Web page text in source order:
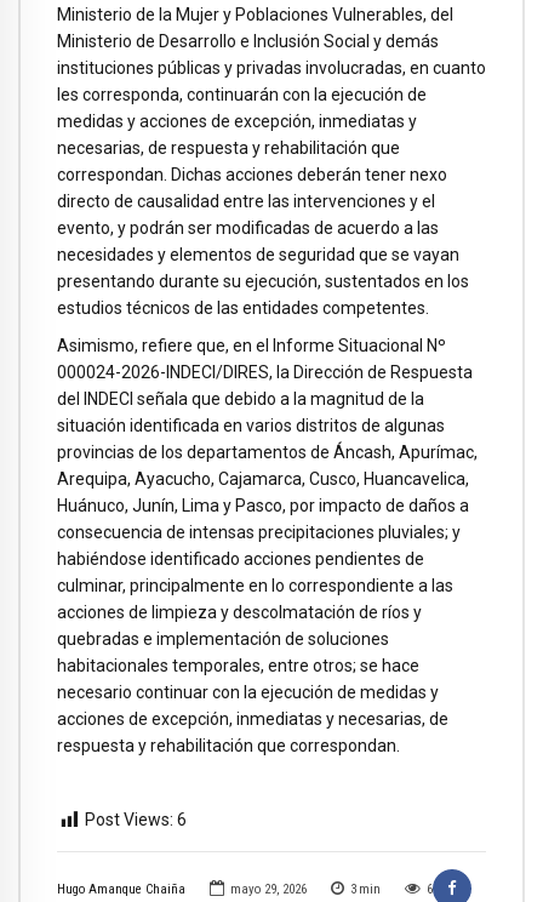
Hugo Amanque Chaiña mayo 29, 2026 3 min 6
Ministerio de la Mujer y Poblaciones Vulnerables, del
Ministerio de Desarrollo e Inclusión Social y demás
instituciones públicas y privadas involucradas, en cuanto
les corresponda, continuarán con la ejecución de
medidas y acciones de excepción, inmediatas y
necesarias, de respuesta y rehabilitación que
correspondan. Dichas acciones deberán tener nexo
directo de causalidad entre las intervenciones y el
evento, y podrán ser modificadas de acuerdo a las
necesidades y elementos de seguridad que se vayan
presentando durante su ejecución, sustentados en los
estudios técnicos de las entidades competentes.
Asimismo, refiere que, en el Informe Situacional Nº
000024-2026-INDECI/DIRES, la Dirección de Respuesta
del INDECI señala que debido a la magnitud de la
situación identificada en varios distritos de algunas
provincias de los departamentos de Áncash, Apurímac,
Arequipa, Ayacucho, Cajamarca, Cusco, Huancavelica,
Huánuco, Junín, Lima y Pasco, por impacto de daños a
consecuencia de intensas precipitaciones pluviales; y
habiéndose identificado acciones pendientes de
culminar, principalmente en lo correspondiente a las
acciones de limpieza y descolmatación de ríos y
quebradas e implementación de soluciones
habitacionales temporales, entre otros; se hace
necesario continuar con la ejecución de medidas y
acciones de excepción, inmediatas y necesarias, de
respuesta y rehabilitación que correspondan.
Post Views: 6